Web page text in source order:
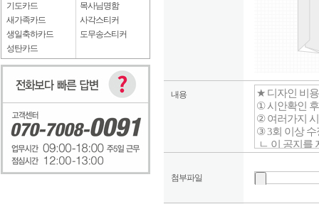
기도카드
새가족카드
생일축하카드
성탄카드
목사님명함
사각스티커
도무송스티커
내용
첨부파일